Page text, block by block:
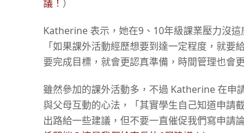
議！ ）
Katherine 表示，她在9、10年級課業壓力沒
「如果課外活動經歷想要到達一定程度，就
要完成目標，就會更認真準備，時間管理也會更
雖然參加的課外活動多，不過 Katherine 在申
與父母互動的心法，「其實學生自己知道申請
出路給一些建議，但不要一直催促我們寫申請